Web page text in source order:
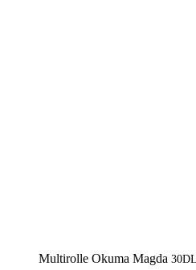
Mul­ti­rol­le Oku­ma Mag­da